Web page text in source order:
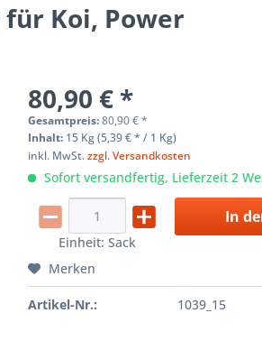
Koi, Power
80,90 € *
Gesamtpreis:80,90€*
Inhalt: 15 Kg (5,39 € * / 1 Kg)
inkl. MwSt.zzgl. Versandkosten
Sofort versandfertig, Lieferzeit 2
Einheit:Sack
In
Merken
Artikel-Nr.: 1039_15